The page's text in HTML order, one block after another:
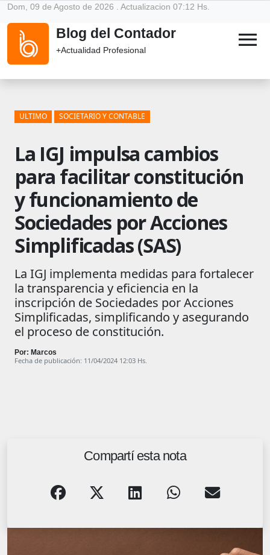
Dom, 09 de Agosto de 2026 . Actualizacion 07:12 Hs.
Blog del Contador
+Actualidad Profesional menu
ULTIMO SOCIETARIO Y CONTABLE
La IGJ impulsa cambios
para facilitar constitución
y funcionamiento de
Sociedades por Acciones
Simplificadas (SAS)
La IGJ implementa medidas para fortalecer
la transparencia y eficiencia en la
inscripción de Sociedades por Acciones
Simplificadas, simplificando y asegurando
el proceso de constitución.
Por: Marcos
Fecha de publicación: 11/04/2024 12:03 Hs.
Compartí esta nota